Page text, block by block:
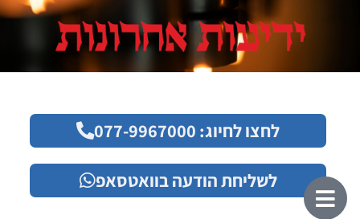
לחצו לחיוג: 077-9967000
לשליחת הודעה בוואטסאפ